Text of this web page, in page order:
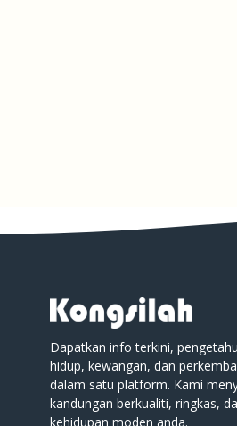
Dapatkan info terkini,
hidup, kewangan, dan
dalam satu platform. Kami
kandungan berkualiti, ringkas,
kehidupan moden anda.